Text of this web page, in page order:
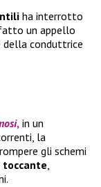
ha interrotto
un appello
della conduttrice
, in un
la
gli schemi
,